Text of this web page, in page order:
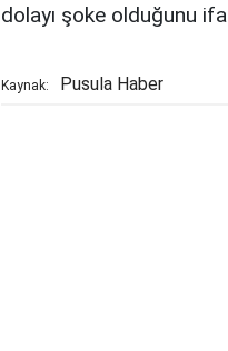
dolayı şoke olduğunu
Kaynak: Pusula Haber